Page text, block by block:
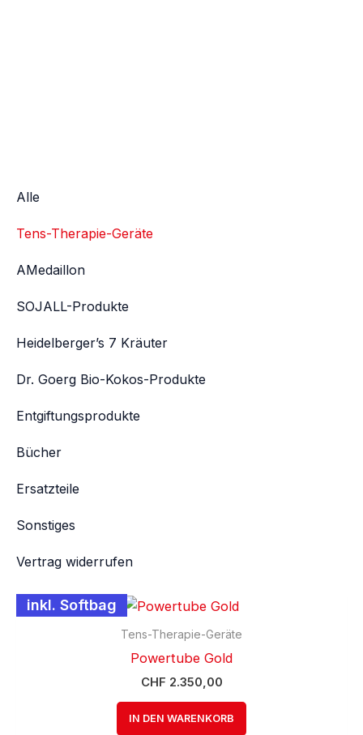
Alle
Tens-Therapie-Geräte
AMedaillon
SOJALL-Produkte
Heidelberger’s 7 Kräuter
Dr. Goerg Bio-Kokos-Produkte
Entgiftungsprodukte
Bücher
Ersatzteile
Sonstiges
Vertrag widerrufen
inkl. Softbag
Tens-Therapie-Geräte
Powertube Gold
CHF 2.350,00
IN DEN WARENKORB